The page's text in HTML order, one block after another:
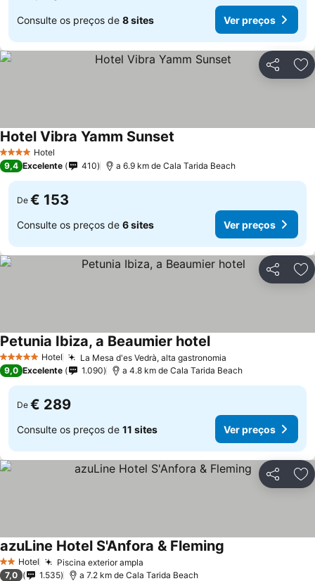
Consulte os preços de 8 sites Ver preços
Partilhar
4 EstrelasHotel
Hotel Vibra Yamm Sunset
9,4 Excelente 410 a 6.9 km de Cala Tarida Beach
De € 153
Consulte os preços de 6 sites Ver preços
Partilhar
5 Estrelas Hotel La Mesa d'es Vedrà, alta gastronomia
Petunia Ibiza, a Beaumier hotelVer preços
9,0 Excelente 1.090 a 4.8 km de Cala Tarida Beach
De € 289
Consulte os preços de 11 sites Ver preços
Partilhar
2 Estrelas
Hotel Piscina exterior ampla
azuLine Hotel S'Anfora & Fleming
7,0 1.535 a 7.2 km de Cala Tarida Beach